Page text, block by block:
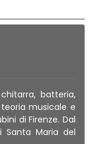
batteria,
musicale e
di Firenze. Dal
Santa Maria del